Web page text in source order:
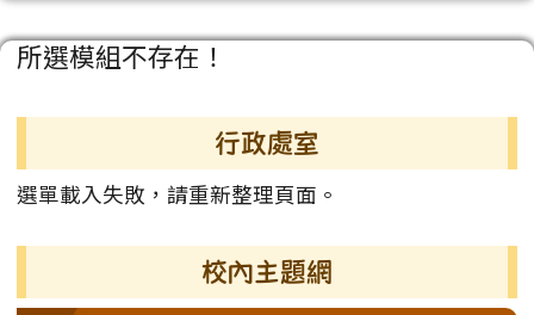
主內容區域
所選模組不存在！
行政處室
選單載入失敗，請重新整理頁面。
校內主題網
頁尾區域